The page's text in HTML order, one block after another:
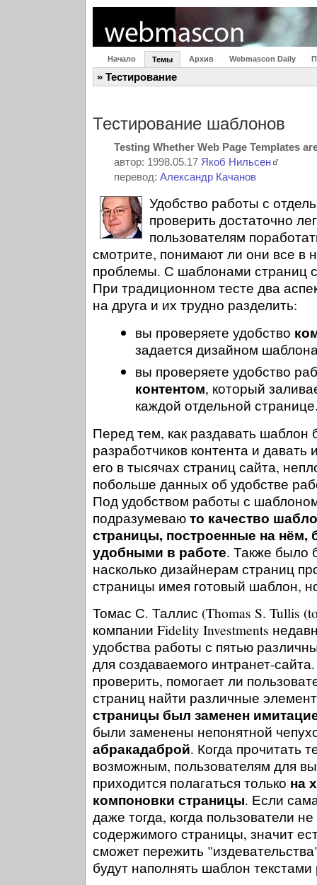
Начало Темы Архив Webmascon Daily
» Тестирование
Тестирование шаблонов
Testing Whether Web Page Templates
автор: 1998.05.17 Якоб Нильсен
перевод: Александр Качанов
Удобство работы с
проверить достаточно
пользователям
смотрите, понимают ли они все в
проблемы. С шаблонами страниц
При традиционном тесте два
на друга и их трудно разделить:
вы проверяете удобство
задается дизайном
вы проверяете удобство
контентом, который
каждой отдельной
Перед тем, как раздавать шаблон
разработчиков контента и давать
его в тысячах страниц сайта,
побольше данных об удобстве
Под удобством работы с
подразумеваю то качество
страницы, построенные на нём,
удобными в работе. Также было
насколько дизайнерам страниц
страницы имея готовый шаблон,
Томас С. Таллис (Thomas S. Tullis
компании Fidelity Investments
удобства работы с пятью
для создаваемого интранет-
проверить, помогает ли
страниц найти различные
страницы был заменен
были заменены непонятной
абракадаброй. Когда прочитать
возможным, пользователям для
приходится полагаться только на
компоновки страницы. Если
даже тогда, когда пользователи
содержимого страницы, значит
сможет пережить
будут наполнять шаблон текстами